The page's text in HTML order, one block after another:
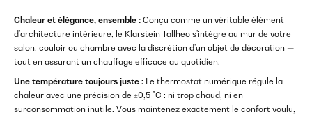
Chaleur et élégance, ensemble : Conçu comme un véritable élément
d'architecture intérieure, le Klarstein Tallheo s'intègre au mur de votre
salon, couloir ou chambre avec la discrétion d'un objet de décoration —
tout en assurant un chauffage efficace au quotidien.
Une température toujours juste : Le thermostat numérique régule la
chaleur avec une précision de ±0,5 °C : ni trop chaud, ni en
surconsommation inutile. Vous maintenez exactement le confort voulu,